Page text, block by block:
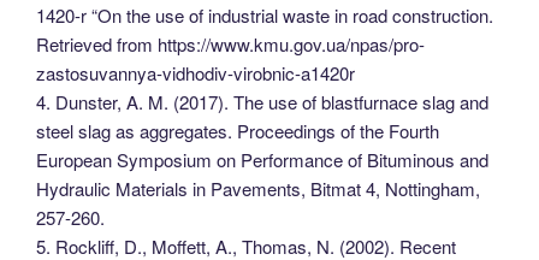
1420-r “On the use of industrial waste in road construction.
Retrieved from https://www.kmu.gov.ua/npas/pro-
zastosuvannya-vidhodiv-virobnic-a1420r
4. Dunster, A. M. (2017). The use of blastfurnace slag and
steel slag as aggregates. Proceedings of the Fourth
European Symposium on Performance of Bituminous and
Hydraulic Materials in Pavements, Bitmat 4, Nottingham,
257-260.
5. Rockliff, D., Moffett, A., Thomas, N. (2002). Recent